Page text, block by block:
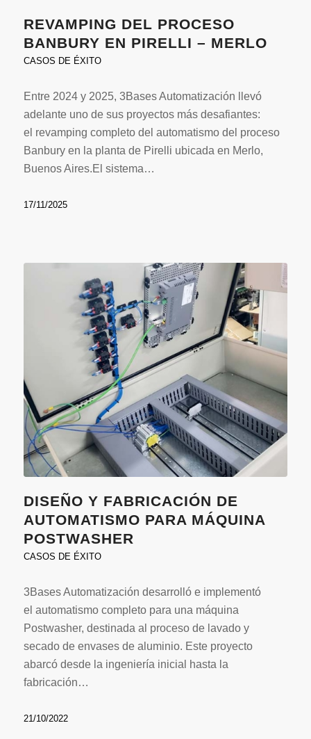
REVAMPING DEL PROCESO
BANBURY EN PIRELLI – MERLO
CASOS DE ÉXITO
Entre 2024 y 2025, 3Bases Automatización llevó
adelante uno de sus proyectos más desafiantes:
el revamping completo del automatismo del proceso
Banbury en la planta de Pirelli ubicada en Merlo,
Buenos Aires.El sistema…
17/11/2025
DISEÑO Y FABRICACIÓN DE
AUTOMATISMO PARA MÁQUINA
POSTWASHER
CASOS DE ÉXITO
3Bases Automatización desarrolló e implementó
el automatismo completo para una máquina
Postwasher, destinada al proceso de lavado y
secado de envases de aluminio. Este proyecto
abarcó desde la ingeniería inicial hasta la
fabricación…
21/10/2022